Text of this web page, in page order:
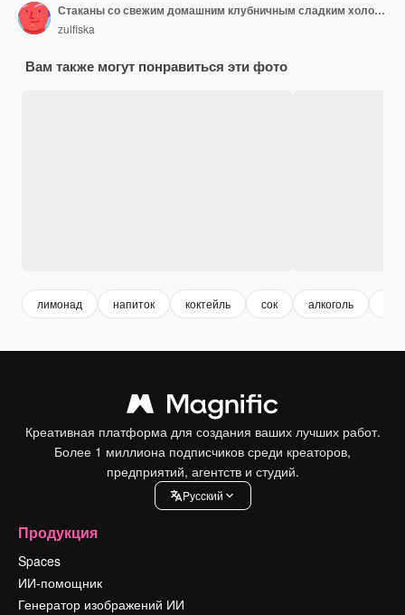
Стаканы со свежим домашним клубничным сладким холодным чаем
zulfiska
Вам также могут понравиться эти фото
лимонад напиток коктейль сок алкоголь
Креативная платформа для создания ваших лучших работ.
Более 1 миллиона подписчиков среди креаторов,
предприятий, агентств и студий.
Pусский
Продукция
Spaces
ИИ-помощник
Генератор изображений ИИ